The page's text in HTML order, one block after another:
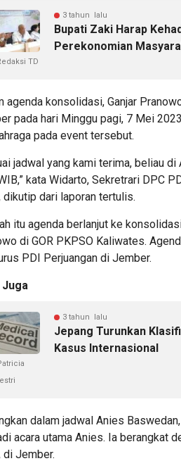
3 tahun lalu
Bupati Zaki Harap
Perekonomian
TD
agenda konsolidasi, Ganjar
pada hari Minggu pagi, 7 Mei
pada event tersebut.
jadwal yang kami terima, beliau
kata Widarto, Sekretrari DPC
dikutip dari laporan tertulis.
itu agenda berlanjut ke
di GOR PKPSO Kaliwates.
PDI Perjuangan di Jember.
Juga
3 tahun lalu
Jepang Turunkan
Kasus Internasional
dalam jadwal Anies
acara utama Anies. Ia berangkat
di Jember.